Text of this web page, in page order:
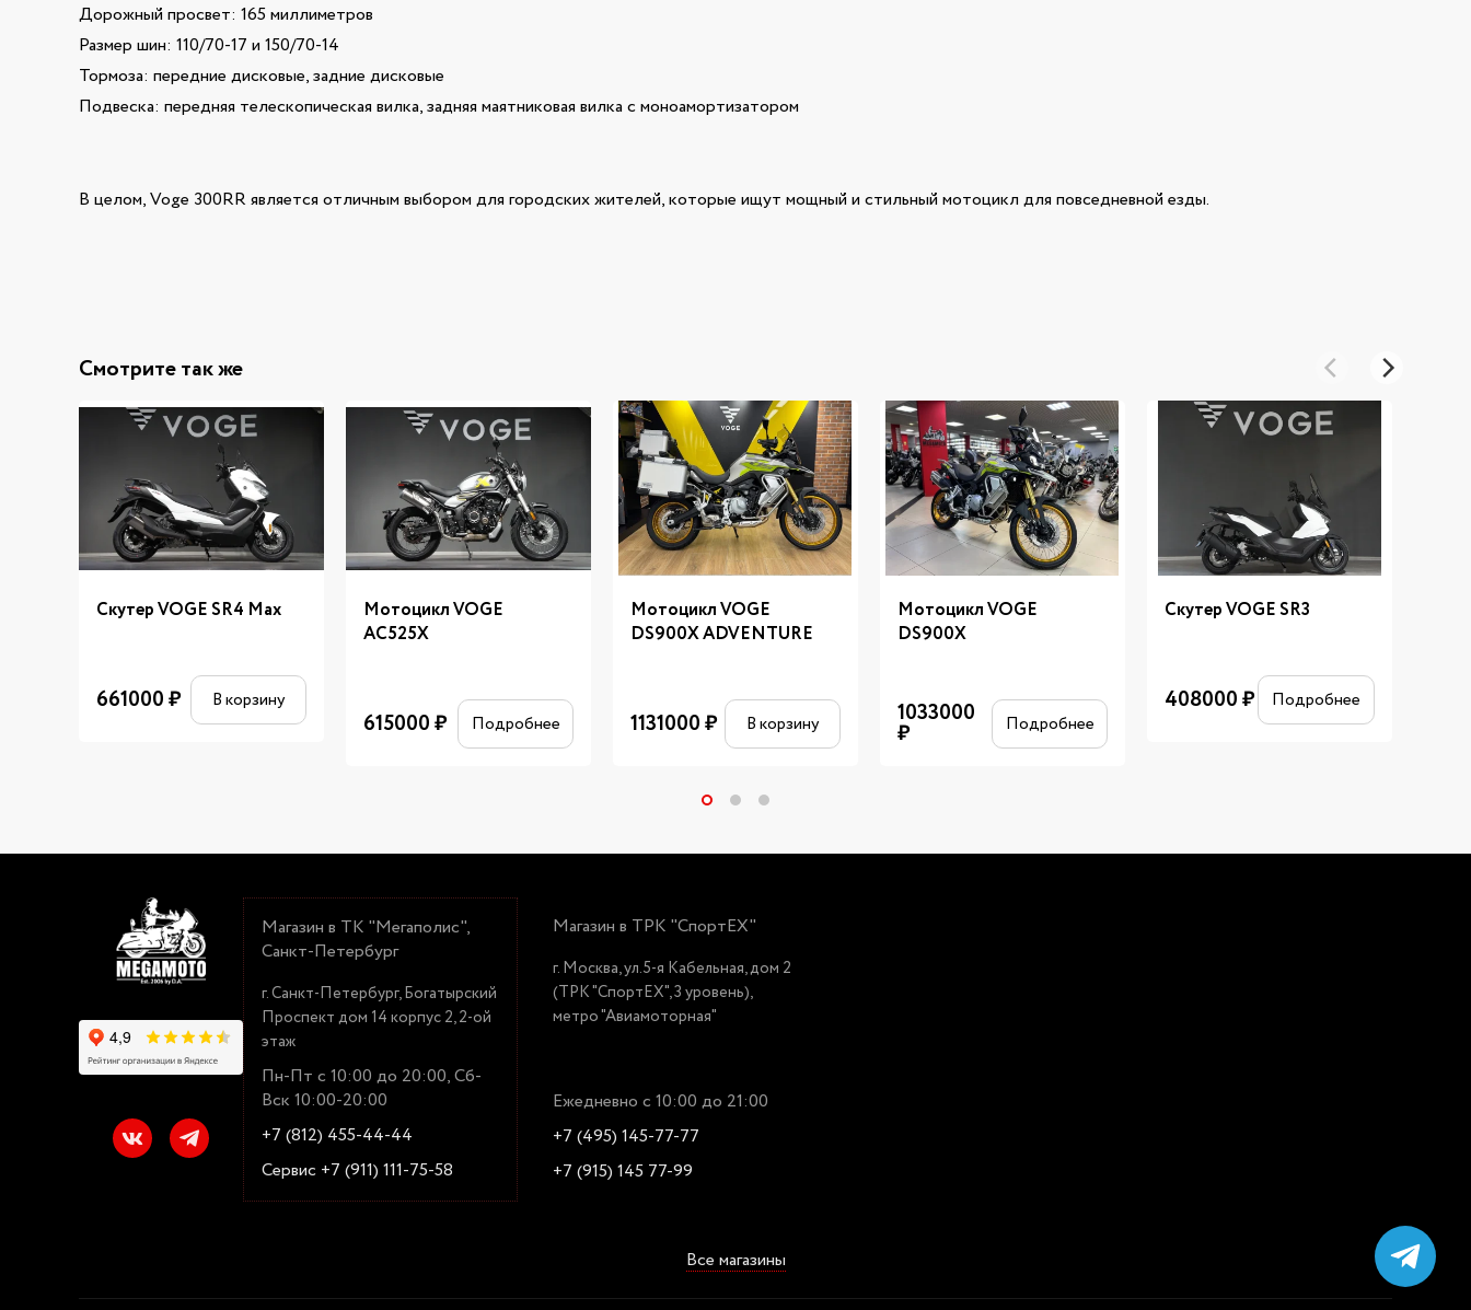
Дорожный просвет: 165 миллиметров
Размер шин: 110/70-17 и 150/70-14
Тормоза: передние дисковые, задние дисковые
Подвеска: передняя телескопическая вилка, задняя маятниковая вилка с моноамортизатором
В целом, Voge 300RR является отличным выбором для городских жителей, которые ищут мощный и стильный мотоцикл для повседневной езды.
Смотрите так же
Скутер VOGE SR4 Max
661000₽ В корзину
Мотоцикл VOGE
AC525X
615000₽ Подробнее
Мотоцикл VOGE
DS900X ADVENTURE
1131000₽ В корзину
Мотоцикл VOGE
DS900X
1033000
₽ Подробнее
Скутер VOGE SR3
408000₽ Подробнее
Магазин в ТК "Мегаполис",
Санкт-Петербург
г. Санкт-Петербург, Богатырский
Проспект дом 14 корпус 2, 2-ой
этаж
Пн-Пт с 10:00 до 20:00, Сб-
Вск 10:00-20:00
+7 (812) 455-44-44
Сервис +7 (911) 111-75-58
Магазин в ТРК "СпортЕХ"
г. Москва, ул.5-я Кабельная, дом 2
(ТРК "СпортЕХ", 3 уровень),
метро "Авиамоторная"
Ежедневно с 10:00 до 21:00
+7 (495) 145-77-77
+7 (915) 145 77-99
Все магазины